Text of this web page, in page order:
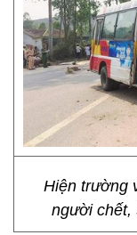
Hiện trường
người chết,